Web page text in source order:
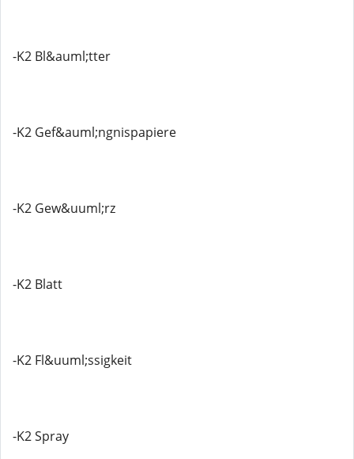
-K2 Bl&auml;tter
-K2 Gef&auml;ngnispapiere
-K2 Gew&uuml;rz
-K2 Blatt
-K2 Fl&uuml;ssigkeit
-K2 Spray